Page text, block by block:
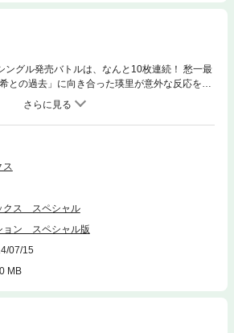
ングル発売バトルは、なんと10枚連続！ 愁一最
との過去」に向き合った瑛里が意外な反応を？
ス
クス スペシャル
ョン スペシャル版
07/15
MB